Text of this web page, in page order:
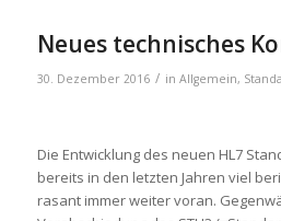
Neues technisches
30. Dezember 2016 / in Allgemein,
Die Entwicklung des neuen HL7
bereits in den letzten Jahren viel
rasant immer weiter voran.